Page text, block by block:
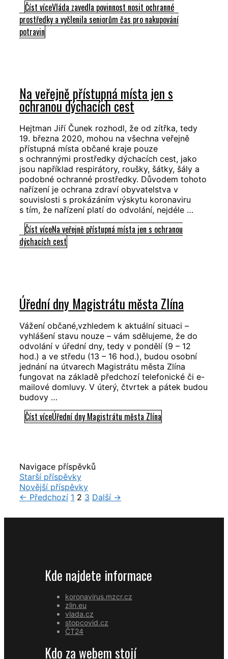
Číst víceVláda zavedla povinnost nosit ochranné
prostředky a vyčlenila seniorům čas pro nakupování
potravin
Na veřejně přístupná místa jen s
ochranou dýchacích cest
Hejtman Jiří Čunek rozhodl, že od zítřka, tedy
19. března 2020, mohou na všechna veřejně
přístupná místa občané kraje pouze
s ochrannými prostředky dýchacích cest, jako
jsou například respirátory, roušky, šátky, šály a
podobné ochranné prostředky. Důvodem tohoto
nařízení je ochrana zdraví obyvatelstva v
souvislosti s prokázáním výskytu koronaviru
s tím, že nařízení platí do odvolání, nejdéle …
Číst víceNa veřejně přístupná místa jen s ochranou
dýchacích cest
Úřední dny Magistrátu města Zlína
Vážení občané,vzhledem k aktuální situaci –
vyhlášení stavu nouze – vám sdělujeme, že do
odvolání v úřední dny, tedy v pondělí (9 – 12
hod.) a ve středu (13 – 16 hod.), budou osobní
jednání na útvarech Magistrátu města Zlína
fungovat na základě předchozí telefonické či e-
mailové domluvy. V úterý, čtvrtek a pátek budou
budovy …
Číst víceÚřední dny Magistrátu města Zlína
Navigace příspěvků
Starší příspěvky
Novější příspěvky
← Předchozí 1 2 3 Další →
Kde najdete informace
koronavirus.mzcr.cz
zlin.eu
vlada.cz
stopcovid.cz
ČT24
Kdo za webem stojí